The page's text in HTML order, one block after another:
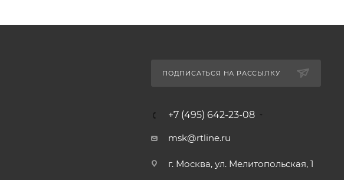
ПОДПИСАТЬСЯ НА РАССЫЛКУ
+7 (495) 642-23-08
msk@rtline.ru
г. Москва, ул. Мелитопольская, 1